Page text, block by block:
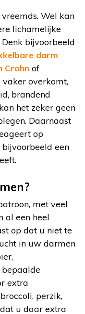
Wel kan
lichamelijke
bijvoorbeeld
darm
Crohn of
overkomt,
brandend
het zeker geen
Daarnaast
op
een
met veel
al een heel
op dat u niet te
in uw darmen
bepaalde
extra
perzik,
u daar extra